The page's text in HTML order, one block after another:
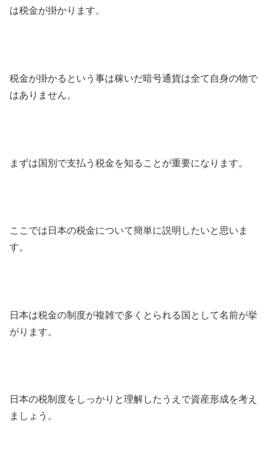
は税金が掛かります。
税金が掛かるという事は稼いだ暗号通貨は全て自身の物で
はありません。
まずは国別で支払う税金を知ることが重要になります。
ここでは日本の税金について簡単に説明したいと思いま
す。
日本は税金の制度が複雑で多くとられる国として名前が挙
がります。
日本の税制度をしっかりと理解したうえで資産形成を考え
ましょう。